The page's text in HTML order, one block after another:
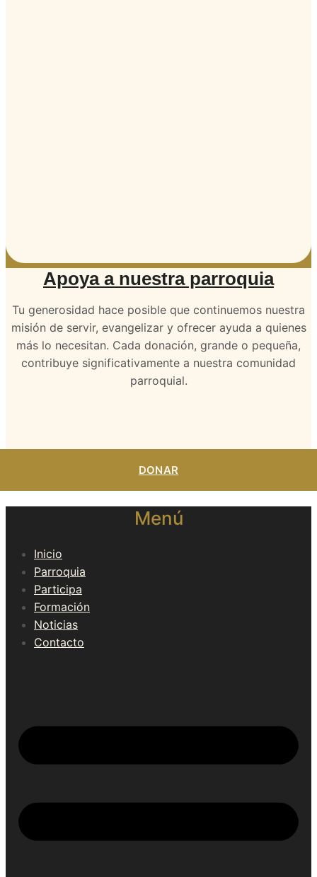
Apoya a nuestra parroquia
Tu generosidad hace posible que continuemos nuestra
misión de servir, evangelizar y ofrecer ayuda a quienes
más lo necesitan. Cada donación, grande o pequeña,
contribuye significativamente a nuestra comunidad
parroquial.
DONAR
Menú
Inicio
Parroquia
Participa
Formación
Noticias
Contacto